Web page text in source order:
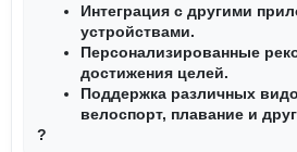
Интеграция с другими
устройствами.
Персонализированные
достижения целей.
Поддержка различных
велоспорт, плавание и
?